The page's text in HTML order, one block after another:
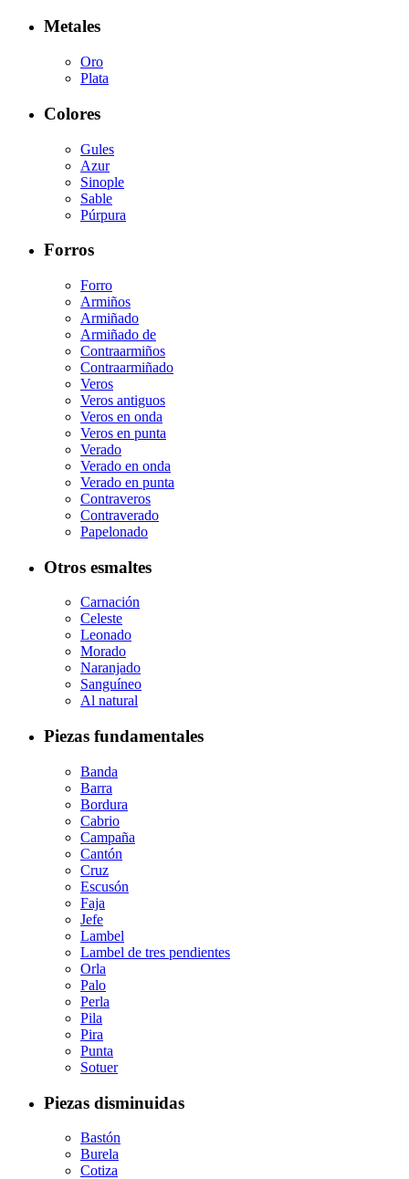
Metales
Oro
Plata
Colores
Gules
Azur
Sinople
Sable
Púrpura
Forros
Forro
Armiños
Armiñado
Armiñado de
Contraarmiños
Contraarmiñado
Veros
Veros antiguos
Veros en onda
Veros en punta
Verado
Verado en onda
Verado en punta
Contraveros
Contraverado
Papelonado
Otros esmaltes
Carnación
Celeste
Leonado
Morado
Naranjado
Sanguíneo
Al natural
Piezas fundamentales
Banda
Barra
Bordura
Cabrio
Campaña
Cantón
Cruz
Escusón
Faja
Jefe
Lambel
Lambel de tres pendientes
Orla
Palo
Perla
Pila
Pira
Punta
Sotuer
Piezas disminuidas
Bastón
Burela
Cotiza